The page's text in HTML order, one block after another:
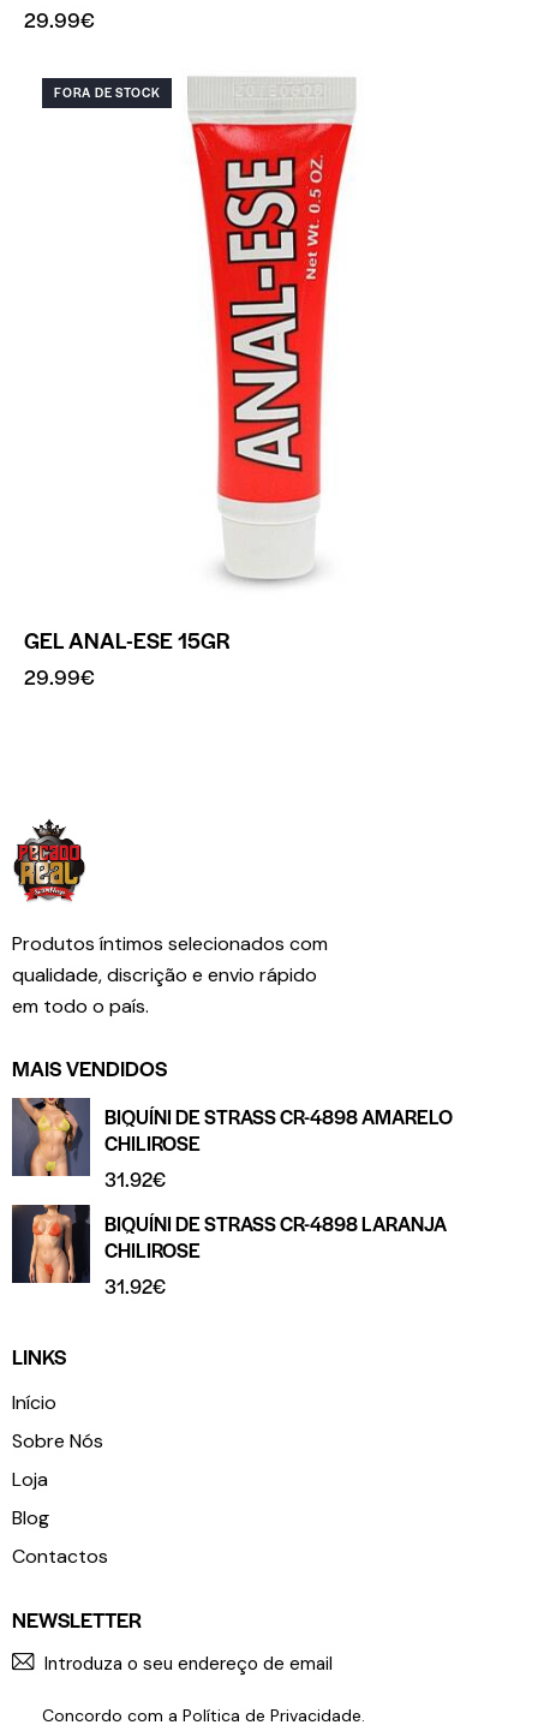
29.99€
FORA DE STOCK
GEL ANAL-ESE 15GR
29.99€
Produtos íntimos selecionados com
qualidade, discrição e envio rápido
em todo o país.
MAIS VENDIDOS
BIQUÍNI DE STRASS CR-4898 AMARELO
CHILIROSE
31.92€
BIQUÍNI DE STRASS CR-4898 LARANJA
CHILIROSE
31.92€
LINKS
Início
Sobre Nós
Loja
Blog
Contactos
NEWSLETTER
Concordo com a Política de Privacidade.